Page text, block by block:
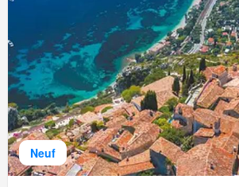
Neuf